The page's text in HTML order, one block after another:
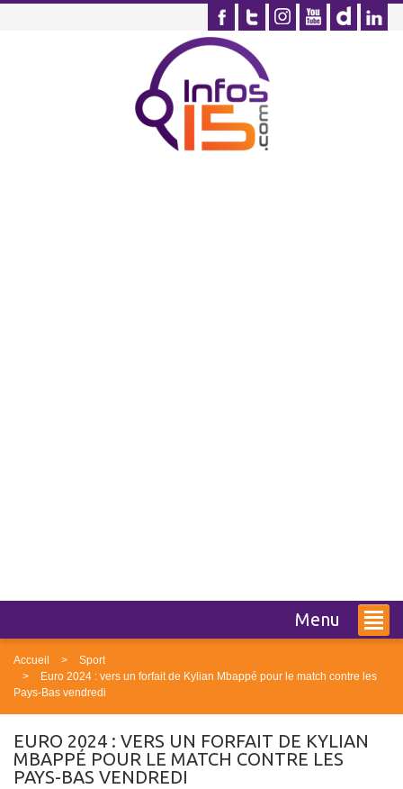
Menu
Accueil
Sport
Euro 2024 : vers un forfait de Kylian Mbappé pour le match contre les
Pays-Bas vendredi
EURO 2024 : VERS UN FORFAIT DE KYLIAN
MBAPPÉ POUR LE MATCH CONTRE LES
PAYS-BAS VENDREDI